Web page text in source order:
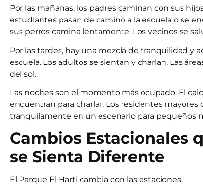
Por las mañanas, los padres caminan con sus
estudiantes pasan de camino a la escuela o se
sus perros camina lentamente. Los vecinos se
Por las tardes, hay una mezcla de tranquilidad y
escuela. Los adultos se sientan y charlan. Las
del sol.
Las noches son el momento más ocupado. El
encuentran para charlar. Los residentes
tranquilamente en un escenario para pequeños
Cambios Estacionales
se Sienta Diferente
El Parque El Harti cambia con las estaciones.